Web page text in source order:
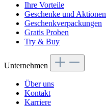
Ihre Vorteile
Geschenke und Aktionen
Geschenkverpackungen
Gratis Proben
Try & Buy
Unternehmen
Über uns
Kontakt
Karriere